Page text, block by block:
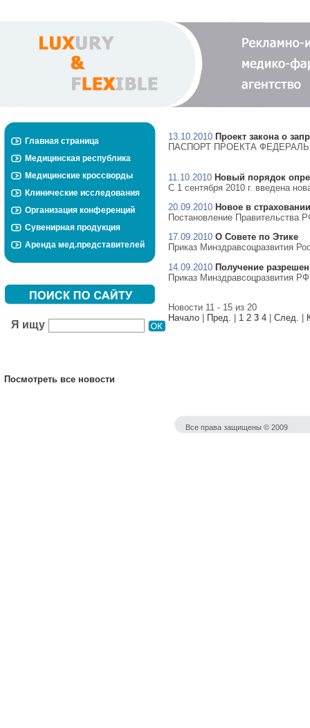
Главная страница
Медицинская республика
Медицинские кроссворды
Клинические исследования
Организация конференций
Сувенирная продукция
Аренда мед.представителей
Я ищу
Посмотреть все новости
13.10.2010 Проект закона о
ПАСПОРТ ПРОЕКТА
11.10.2010 Новый порядок
С 1 сентября 2010 г. введена
20.09.2010 Новое в
Постановление Правительства
17.09.2010 О Совете по Этике
Приказ Минздравсоцразвития
14.09.2010 Получение
Приказ Минздравсоцразвития
Новости 11 - 15 из 20
Начало
Пред. 1 2 3 4 След.
Все права защищены © 2009